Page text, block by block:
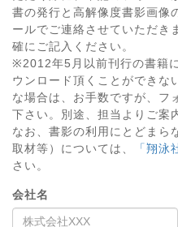
書の発行と高解像度書影画像
ールでご連絡させていただき
確にご記入ください。
※2012年5月以前刊行の書籍
ウンロード頂くことができな
な場合は、お手数ですが、フ
下さい。別途、担当よりご案
なお、書影の利用にとどまら
取材等）については、
「翔泳
さい。
会社名